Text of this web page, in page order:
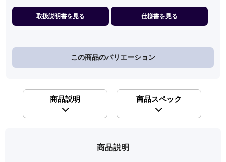
取扱説明書を見る 仕様書を見る
この商品のバリエーション
商品説明 商品スペック
商品説明